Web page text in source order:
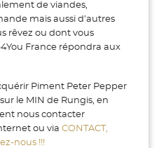
de viandes,
mais aussi d’autres
rêvez ou dont vous
France répondra aux
Piment Peter Pepper
le MIN de Rungis, en
nous contacter
ou via CONTACT,
nous !!!